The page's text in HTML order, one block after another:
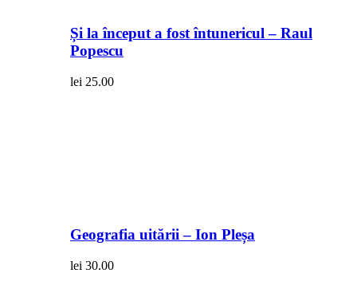
Și la început a fost întunericul – Raul
Popescu
lei 25.00
Geografia uitării – Ion Pleșa
lei 30.00